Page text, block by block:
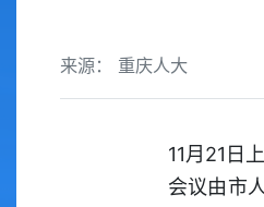
来源： 重庆人大
11月21日
会议由市